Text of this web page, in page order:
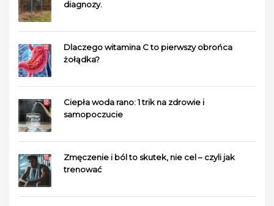
diagnozy.
Dlaczego witamina C to pierwszy obrońca
żołądka?
Ciepła woda rano: 1 trik na zdrowie i
samopoczucie
Zmęczenie i ból to skutek, nie cel – czyli jak
trenować